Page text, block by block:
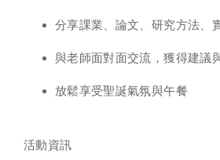
分享課業、論文、研究方法、
與老師面對面交流，獲得建議
放鬆享受聖誕氣氛與午餐
活動資訊